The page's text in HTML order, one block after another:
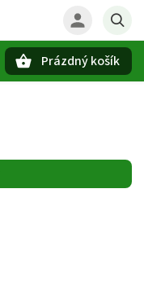
Prázdný košík